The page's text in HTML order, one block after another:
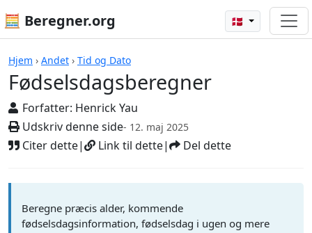
🧮 Beregner.org 🇩🇰
Hjem › Andet › Tid og Dato
Fødselsdagsberegner
Forfatter: Henrick Yau
Udskriv denne side- 12. maj 2025
Citer dette| Link til dette| Del dette
Beregnere
Beregne præcis alder, kommende
fødselsdagsinformation, fødselsdag i ugen og mere